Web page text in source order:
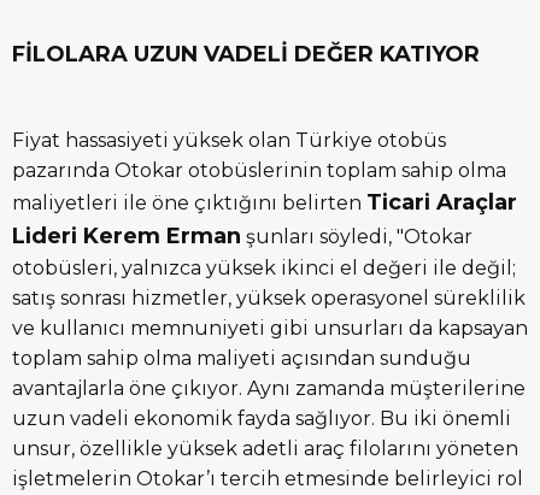
FİLOLARA UZUN VADELİ DEĞER KATIYOR
Fiyat hassasiyeti yüksek olan Türkiye otobüs
pazarında Otokar otobüslerinin toplam sahip olma
maliyetleri ile öne çıktığını belirten Ticari Araçlar
Lideri Kerem Erman şunları söyledi, "Otokar
otobüsleri, yalnızca yüksek ikinci el değeri ile değil;
satış sonrası hizmetler, yüksek operasyonel süreklilik
ve kullanıcı memnuniyeti gibi unsurları da kapsayan
toplam sahip olma maliyeti açısından sunduğu
avantajlarla öne çıkıyor. Aynı zamanda müşterilerine
uzun vadeli ekonomik fayda sağlıyor. Bu iki önemli
unsur, özellikle yüksek adetli araç filolarını yöneten
işletmelerin Otokar’ı tercih etmesinde belirleyici rol